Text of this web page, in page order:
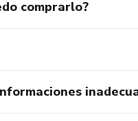
comprarlo?